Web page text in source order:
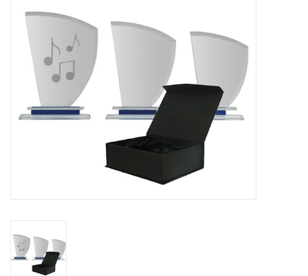
Relatiegeschenken